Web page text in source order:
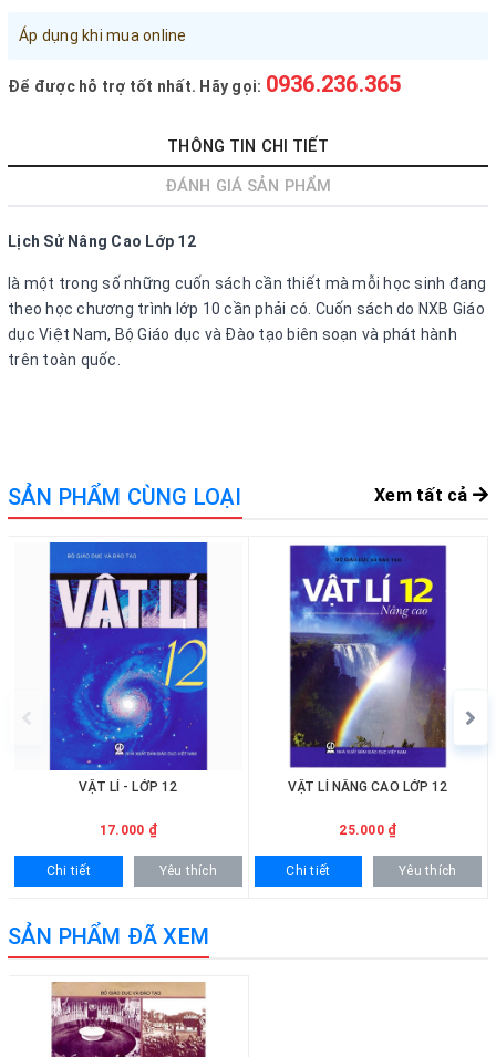
Đăng nhập tài khoản
0936.236.365 - 090.215.9818
vanphongphamhaigiang@gmail.com
Hướng dẫn mua hàng
Hướng dẫn thanh toán
Áp dụng khi mua online
Để được hỗ trợ tốt nhất. Hãy gọi: 0936.236.365
THÔNG TIN CHI TIẾT
ĐÁNH GIÁ SẢN PHẨM
Lịch Sử Nâng Cao Lớp 12
là một trong số những cuốn sách cần thiết mà mỗi học sinh đang
theo học chương trình lớp 10 cần phải có. Cuốn sách do NXB Giáo
dục Việt Nam, Bộ Giáo dục và Đào tạo biên soạn và phát hành
trên toàn quốc.
SẢN PHẨM CÙNG LOẠI Xem tất cả
VẬT LÍ - LỚP 12
17.000 ₫
Chi tiết Yêu thích
VẬT LÍ NÂNG CAO LỚP 12
25.000 ₫
Chi tiết Yêu thích
SẢN PHẨM ĐÃ XEM